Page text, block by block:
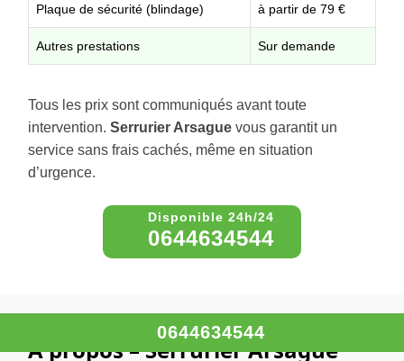
Plaque de sécurité (blindage) à partir de 79 €
Autres prestations Sur demande
Tous les prix sont communiqués avant toute
intervention. Serrurier Arsague vous garantit un
service sans frais cachés, même en situation
d’urgence.
0644634544
À propos – Serrurier Arsague
0644634544